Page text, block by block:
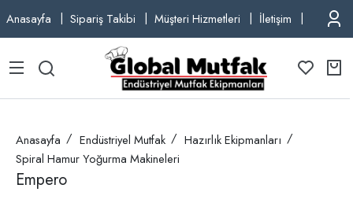
Anasayfa Sipariş Takibi Müşteri Hizmetleri İletişim TEL:
Anasayfa Endüstriyel Mutfak
Hazırlık Ekipmanları
Spiral Hamur Yoğurma Makineleri
Empero